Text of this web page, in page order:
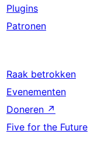
Plugins
Patronen
Raak betrokken
Evenementen
Doneren ↗
Five for the Future